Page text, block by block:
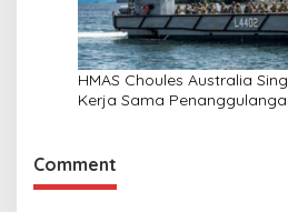
HMAS Choules Australia
Kerja Sama
Comment